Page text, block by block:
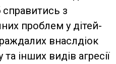
з
проблем у дітей-
внаслдіок
та інших видів агресії